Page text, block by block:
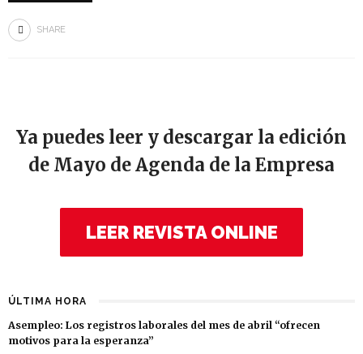
SHARE
Ya puedes leer y descargar la edición
de Mayo de Agenda de la Empresa
LEER REVISTA ONLINE
ÚLTIMA HORA
Asempleo: Los registros laborales del mes de abril “ofrecen
motivos para la esperanza”